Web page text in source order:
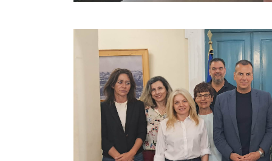
στήριξή
τις